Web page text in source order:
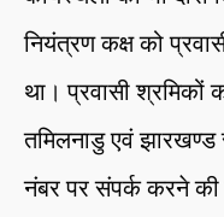
नियंत्रण कक्ष को
था। प्रवासी श्रमिकों
तमिलनाडु एवं झारखण्ड
नंबर पर संपर्क करने की